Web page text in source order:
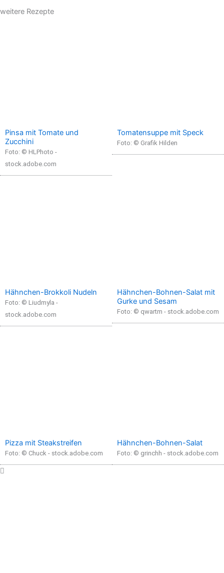
weitere Rezepte
Pinsa mit Tomate und
Zucchini
Foto: © HLPhoto -
stock.adobe.com
Tomatensuppe mit Speck
Foto: © Grafik Hilden
Hähnchen-Brokkoli Nudeln
Foto: © Liudmyla -
stock.adobe.com
Hähnchen-Bohnen-Salat mit
Gurke und Sesam
Foto: © qwartm - stock.adobe.com
Pizza mit Steakstreifen
Foto: © Chuck - stock.adobe.com
Hähnchen-Bohnen-Salat
Foto: © grinchh - stock.adobe.com